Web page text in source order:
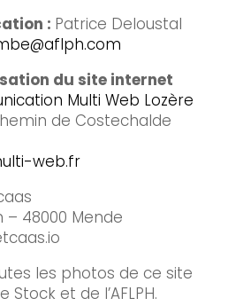
: Patrice Deloustal
du site internet
Multi Web Lozère
de Costechalde
web.fr
– 48000 Mende
les photos de ce site
et de l’AFLPH.